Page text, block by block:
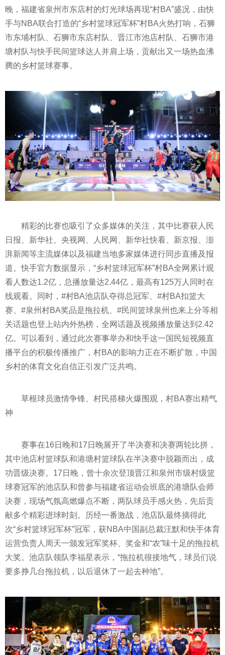
晚，福建省泉州市东店村的灯光球场再现“村BA”盛况，由快
手与NBA联合打造的“乡村篮球冠军杯”村BA火热打响，石狮
市东埔村队、石狮市东店村队、晋江市池店村队、石狮市港
塘村队与快手民间篮球达人并肩上场，贡献出又一场热血沸
腾的乡村篮球赛事。
精彩的比赛也吸引了众多媒体的关注，其中比赛获人民
日报、新华社、 央视网、人民网、新华社快看、新京报、澎
湃新闻等主流媒体以及福建当地多家媒体进行同步直播及报
道。快手官方数据显示，“乡村篮球冠军杯”村BA全网累计观
看人数达1.2亿，总播放量达2.44亿，最高有125万人同时在
线观看。同时，#村BA池店队夺得总冠军、#村BA扣篮大
赛、#泉州村BA奖品是拖拉机、#民间篮球泉州也来上分等相
关话题也登上站内外热榜，全网话题及视频播放量达到2.42
亿。可以看到，通过此次赛事举办和快手这一国民短视频直
播平台的积极传播推广，村BA的影响力正在不断扩散，中国
乡村的体育文化自信正引发广泛共鸣。
草根球员激情争锋、村民搭梯火爆围观，村BA赛出精气
神
赛事在16日晚和17日晚展开了半决赛和决赛两轮比拼，
其中池店村篮球队和港塘村篮球队在半决赛中脱颖而出，成
功晋级决赛。17日晚，曾十余次登顶晋江和泉州市级村级篮
球赛冠军的池店队和曾参与福建省运动会班底的港塘队会师
决赛，现场气氛高燃爆点不断，两队球员手感火热，先后贡
献多个精彩进球时刻。历经一番激战，池店队最终摘得此
次“乡村篮球冠军杯”冠军，获NBA中国副总裁汪默和快手体育
运营负责人周天一颁发冠军奖杯、奖金和“农”味十足的拖拉机
大奖。池店队领队李福星表示，“拖拉机很接地气，球员们说
要多挣几台拖拉机，以后退休了一起去种地”。